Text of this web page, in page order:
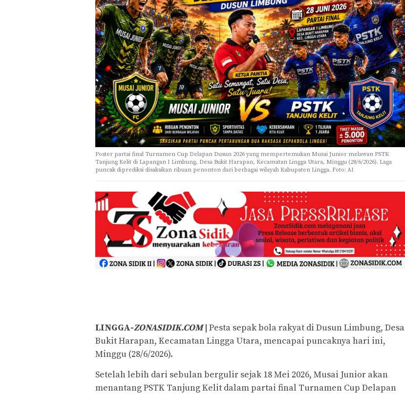
Poster partai final Turnamen Cup Delapan Dusun 2026 yang mempertemukan Musai Junior melawan PSTK
Tanjung Kelit di Lapangan I Limbung, Desa Bukit Harapan, Kecamatan Lingga Utara, Minggu (28/6/2026). Laga
puncak diprediksi disaksikan ribuan penonton dari berbagai wilayah Kabupaten Lingga. Foto: AI
LINGGA-ZONASIDIK.COM| Pesta sepak bola rakyat di Dusun Limbung, Desa
Bukit Harapan, Kecamatan Lingga Utara, mencapai puncaknya hari ini,
Minggu (28/6/2026).
Setelah lebih dari sebulan bergulir sejak 18 Mei 2026, Musai Junior akan
menantang PSTK Tanjung Kelit dalam partai final Turnamen Cup Delapan